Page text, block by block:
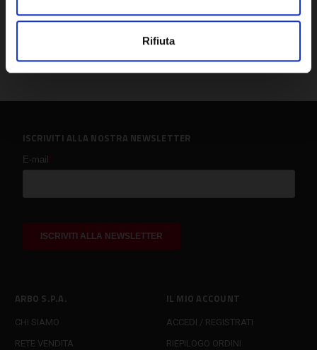
Rifiuta
ARBO S.P.A.
CHI SIAMO
RETE VENDITA
IL MIO ACCOUNT
ACCEDI / REGISTRATI
RIEPILOGO ORDINI
ISCRIVITI ALLA NOSTRA NEWSLETTER